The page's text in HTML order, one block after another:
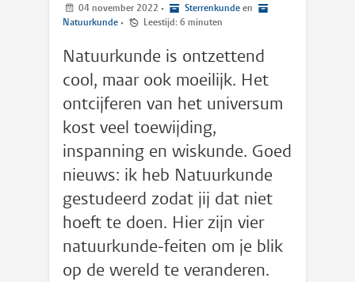
04 november 2022 • Sterrenkunde en
Natuurkunde • Leestijd: 6 minuten
Natuurkunde is ontzettend
cool, maar ook moeilijk. Het
ontcijferen van het universum
kost veel toewijding,
inspanning en wiskunde. Goed
nieuws: ik heb Natuurkunde
gestudeerd zodat jij dat niet
hoeft te doen. Hier zijn vier
natuurkunde-feiten om je blik
op de wereld te veranderen.